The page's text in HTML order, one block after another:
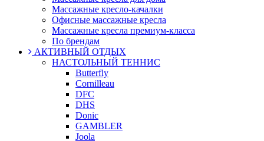
Массажные кресло-качалки
Офисные массажные кресла
Массажные кресла премиум-класса
По брендам
АКТИВНЫЙ ОТДЫХ
НАСТОЛЬНЫЙ ТЕННИС
Butterfly
Cornilleau
DFC
DHS
Donic
GAMBLER
Joola